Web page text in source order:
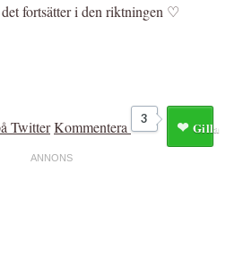
fortsätter i den riktningen ♡
TwitterKommentera 3
Gilla